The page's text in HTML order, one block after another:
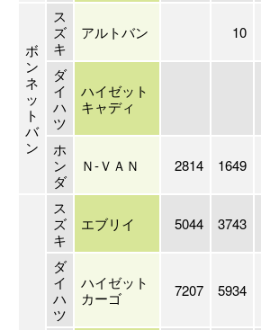
ボ
ン
ネ
ッ
ト
バ
ン
ス
ズ
キ
アルトバン 10
ダ
イ
ハ
ツ
ハイゼット
キャディ
ホ
ン
ダ
Ｎ-ＶＡＮ 2814 1649
ス
ズ
キ
エブリイ 5044 3743
ダ
イ
ハ
ツ
ハイゼット
カーゴ
7207 5934